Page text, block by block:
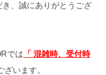
、誠にありがとうござ
では 「 混雑時、受付時
ざいます。